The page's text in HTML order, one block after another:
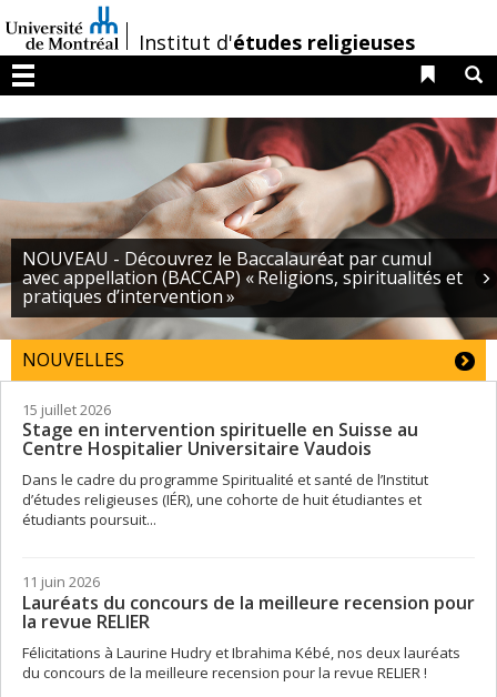
au
contenu
/Institut d'études religieuses
Menu
Liens
NOUVEAU - Découvrez le Baccalauréat par cumul
avec appellation (BACCAP) « Religions, spiritualités et
pratiques d’intervention »
NOUVELLES
15 juillet 2026
Stage en intervention spirituelle en Suisse au
Centre Hospitalier Universitaire Vaudois
Dans le cadre du programme Spiritualité et santé de l’Institut
d’études religieuses (IÉR), une cohorte de huit étudiantes et
étudiants poursuit...
11 juin 2026
Lauréats du concours de la meilleure recension pour
la revue RELIER
Félicitations à Laurine Hudry et Ibrahima Kébé, nos deux lauréats
du concours de la meilleure recension pour la revue RELIER !